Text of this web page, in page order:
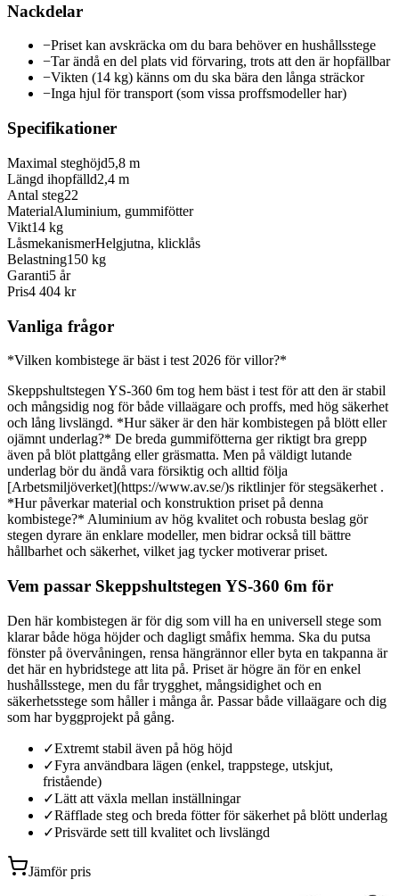
Nackdelar
−Priset kan avskräcka om du bara behöver en hushållsstege
−Tar ändå en del plats vid förvaring, trots att den är hopfällbar
−Vikten (14 kg) känns om du ska bära den långa sträckor
−Inga hjul för transport (som vissa proffsmodeller har)
Specifikationer
Maximal steghöjd5,8 m
Längd ihopfälld2,4 m
Antal steg22
MaterialAluminium, gummifötter
Vikt14 kg
LåsmekanismerHelgjutna, klicklås
Belastning150 kg
Garanti5 år
Pris4 404 kr
Vanliga frågor
*Vilken kombistege är bäst i test 2026 för villor?*
Skeppshultstegen YS-360 6m tog hem bäst i test för att den är stabil
och mångsidig nog för både villaägare och proffs, med hög säkerhet
och lång livslängd. *Hur säker är den här kombistegen på blött eller
ojämnt underlag?* De breda gummifötterna ger riktigt bra grepp
även på blöt plattgång eller gräsmatta. Men på väldigt lutande
underlag bör du ändå vara försiktig och alltid följa
[Arbetsmiljöverket](https://www.av.se/)s riktlinjer för stegsäkerhet .
*Hur påverkar material och konstruktion priset på denna
kombistege?* Aluminium av hög kvalitet och robusta beslag gör
stegen dyrare än enklare modeller, men bidrar också till bättre
hållbarhet och säkerhet, vilket jag tycker motiverar priset.
Vem passar Skeppshultstegen YS-360 6m för
Den här kombistegen är för dig som vill ha en universell stege som
klarar både höga höjder och dagligt småfix hemma. Ska du putsa
fönster på övervåningen, rensa hängrännor eller byta en takpanna är
det här en hybridstege att lita på. Priset är högre än för en enkel
hushållsstege, men du får trygghet, mångsidighet och en
säkerhetsstege som håller i många år. Passar både villaägare och dig
som har byggprojekt på gång.
✓Extremt stabil även på hög höjd
✓Fyra användbara lägen (enkel, trappstege, utskjut,
fristående)
✓Lätt att växla mellan inställningar
✓Räfflade steg och breda fötter för säkerhet på blött underlag
✓Prisvärde sett till kvalitet och livslängd
Jämför pris